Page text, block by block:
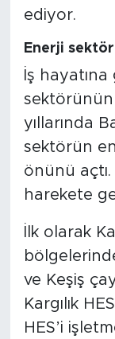
ediyor.
Enerji
İş
sektörünün
yıllarında
sektörün
önünü
harekete
İlk olarak
ve Keşiş
Kargılık
HES’i